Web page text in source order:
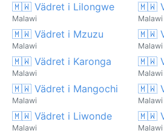
🇲🇼 Vädret i Lilongwe
Malawi
🇲🇼
Malawi
🇲🇼 Vädret i Mzuzu
Malawi
🇲🇼
Malawi
🇲🇼 Vädret i Karonga
Malawi
🇲🇼
Malawi
🇲🇼 Vädret i Mangochi
Malawi
🇲🇼
Malawi
🇲🇼 Vädret i Liwonde
Malawi
🇲🇼
Malawi